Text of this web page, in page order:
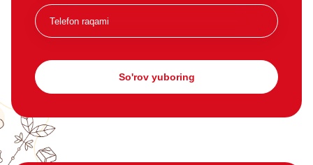
So'rov yuboring